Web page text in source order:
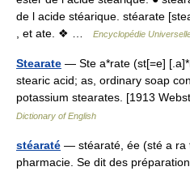
de l acide stéarique. stéarate
, et ate. ❖ …
Encyclopédie
Stearate — Ste a*rate (st[=e]
stearic acid; as, ordinary soap
potassium stearates. [1913
Dictionary of English
stéaraté — stéaraté, ée (sté a ra
pharmacie. Se dit des